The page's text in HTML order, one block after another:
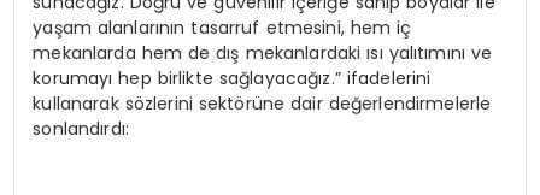
yaşam alanlarının tasarruf etmesini, hem iç
mekanlarda hem de dış mekanlardaki ısı yalıtımını ve
korumayı hep birlikte sağlayacağız.” ifadelerini
kullanarak sözlerini sektörüne dair değerlendirmelerle
sonlandırdı: